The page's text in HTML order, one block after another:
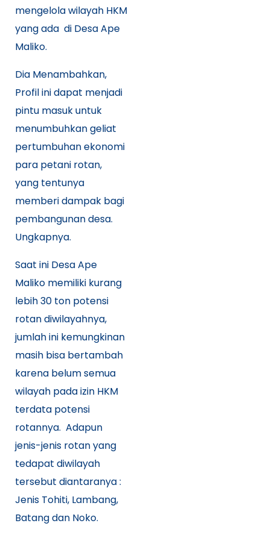
mengelola wilayah HKM
yang ada di Desa Ape
Maliko.
Dia Menambahkan,
Profil ini dapat menjadi
pintu masuk untuk
menumbuhkan geliat
pertumbuhan ekonomi
para petani rotan,
yang tentunya
memberi dampak bagi
pembangunan desa.
Ungkapnya.
Saat ini Desa Ape
Maliko memiliki kurang
lebih 30 ton potensi
rotan diwilayahnya,
jumlah ini kemungkinan
masih bisa bertambah
karena belum semua
wilayah pada izin HKM
terdata potensi
rotannya. Adapun
jenis-jenis rotan yang
tedapat diwilayah
tersebut diantaranya :
Jenis Tohiti, Lambang,
Batang dan Noko.